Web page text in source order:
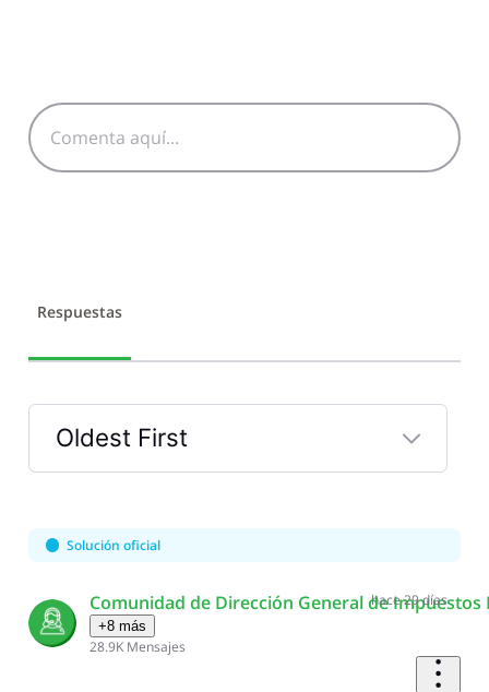
Respuestas
Oldest First
Selected
First
Solución oficial
Comunidad de Dirección General de
+8 más
28.9K Mensajes
hace 29 días